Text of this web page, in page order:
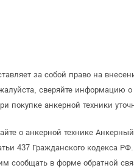
за собой право на
сверяйте информацию
покупке анкерной техники
о анкерной технике
437 Гражданского кодекса
сообщать в форме обратной